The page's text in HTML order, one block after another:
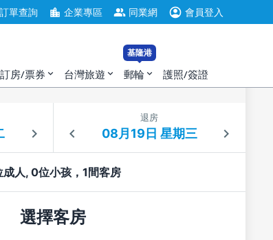
訂單查詢 location_city 企業專區 group 同業網 account_circle 會員登入
訂房/票券 expand_more 台灣旅遊 expand_more
基隆港
郵輪 expand_more 護照/簽證
退房
成人, 0位小孩，1間客房
選擇客房